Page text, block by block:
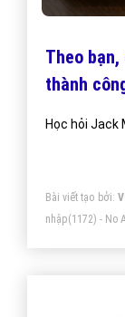
Theo
thành
Học hỏi Jack
Bài viết tạo bởi:
nhập(1172) - No